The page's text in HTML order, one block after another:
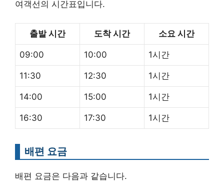
여객선의 시간표입니다.
출발 시간 도착 시간 소요 시간
09:00 10:00 1시간
11:30 12:30 1시간
14:00 15:00 1시간
16:30 17:30 1시간
배편 요금
배편 요금은 다음과 같습니다.